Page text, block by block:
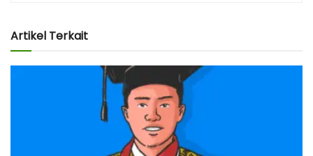
Artikel Terkait